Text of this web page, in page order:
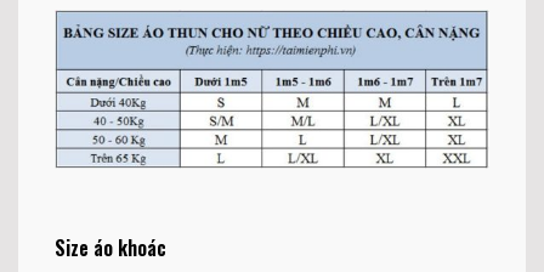
Size áo khoác